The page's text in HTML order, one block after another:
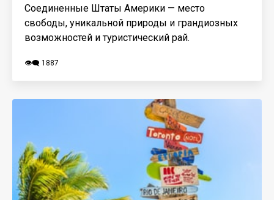
Соединенные Штаты Америки — место
свободы, уникальной природы и грандиозных
возможностей и туристический рай.
👁️‍🗨️ 1887